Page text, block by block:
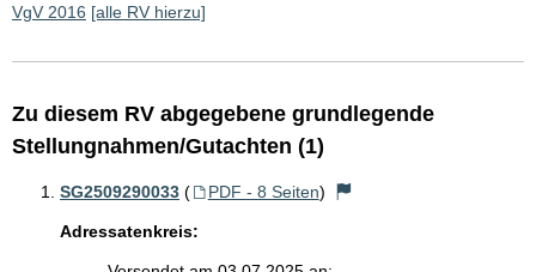
VgV 2016 [alle RV hierzu]
Zu diesem RV abgegebene grundlegende
Stellungnahmen/Gutachten (1)
SG2509290033 ( PDF - 8 Seiten)
Adressatenkreis: